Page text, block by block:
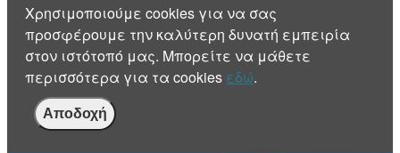
Χρησιμοποιούμε cookies για να σας
προσφέρουμε την καλύτερη δυνατή εμπειρία
στον ιστότοπό μας. Μπορείτε να μάθετε
περισσότερα για τα cookies εδώ.
Αποδοχή